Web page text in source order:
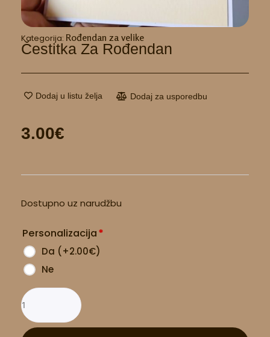
Kategorija: Rođendan za velike
Čestitka Za Rođendan
Dodaj u listu želja Dodaj za usporedbu
3.00€
Dostupno uz narudžbu
Personalizacija*
Da (+2.00€)
Ne
za
količina